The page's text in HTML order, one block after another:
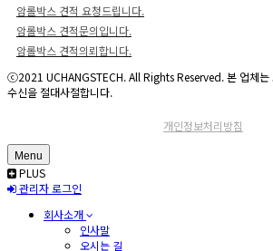
암롤박스 견적 요청드립니다.
암롤박스 견적문의입니다.
암롤박스 견적의뢰합니다.
ⓒ2021 UCHANGSTECH. All Rights Reserved. 본 업체는
수신을 절대사절합니다.
개인정보처리방침
Menu
PLUS
관리자 로그인
회사소개
인사말
오시는 길